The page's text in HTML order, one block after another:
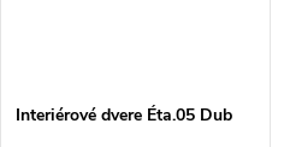
Interiérové dvere Éta.05 Dub